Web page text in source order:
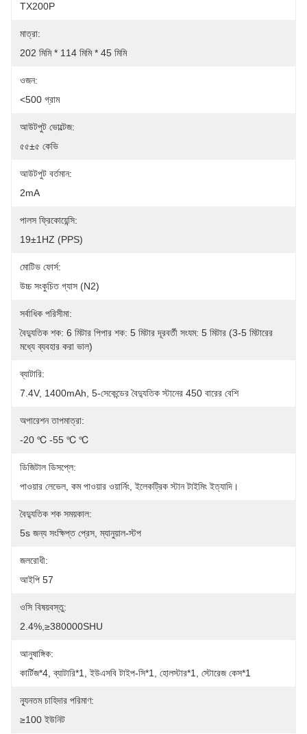
TX200P
মাত্রা:
202 মিমি * 114 মিমি * 45 মিমি
ওজন:
<500 গ্রাম
আউটপুট ভোল্টেজ:
৫৫±৫ কেভি
আউটপুট বর্তমান:
2mA
পালস ফ্রিকোয়েন্সি:
19±1HZ (PPS)
মোটিভ ফোর্স:
উচ্চ সংকুচিত গ্যাস (N2)
সর্বাধিক পরিসীমা:
বৈদ্যুতিক শক: 6 মিটার পিপার শক: 5 মিটার দূরবর্তী সংযম: 5 মিটার (3-5 মিটারের
মধ্যে ব্যবহার করা ভাল)
ব্যাটারি:
7.4V, 1400mAh, 5-সেকেন্ডের বৈদ্যুতিক স্টানের 450 বারের বেশি
অপারেশন তাপমাত্রা:
-20 ℃ -55 ℃ ℃
ডিজিটাল ডিসপ্লে:
পাওয়ার লেভেল, কম পাওয়ার ওয়ার্নিং, ইলেকট্রিক স্টান টাইমিং ইত্যাদি।
বৈদ্যুতিক শক সময়কাল:
5s জন্য সংক্ষিপ্ত প্রেস, ম্যানুয়াল-স্টপ
জলরোধী:
আইপি 57
ওসি বিষয়বস্তু:
2.4%,≥380000SHU
আনুষাঙ্গিক:
কার্টিজ*4, ব্যাটারি*1, ইউএসবি টাইপ-সি*1, হোলস্টার*1, স্টোরেজ কেস*1
ন্যূনতম চাহিদার পরিমাণ:
≥100 ইউনিট